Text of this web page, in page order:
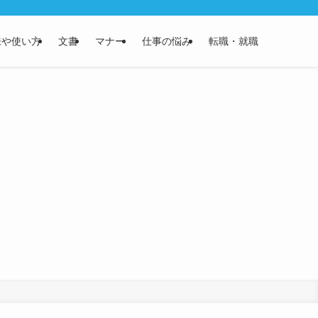
使い方 文書 マナー 仕事の悩み 転職・就職